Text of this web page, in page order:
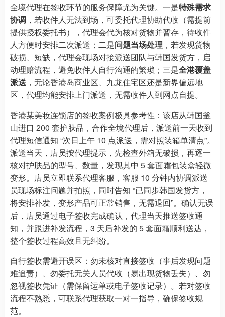
全境代理在签收环节的服务保障尤为关键。一是特殊需求
协调 ，若收件人无法到场，可委托代理协助代收（需提前
提供授权委托书），代理会代为核对货物并暂存，待收件
人方便时安排二次派送；二是问题当场处理 ，若发现货物
破损、短缺，代理会现场对接派送团队与韩国发货方，启
动理赔流程，避免收件人自行沟通的繁琐；三是全港覆盖
派送 ，无论香港岛商业区、九龙住宅区还是新界偏远地
区，代理均能安排上门派送，无需收件人到网点自提。
香港某美妆连锁店的签收案例极具参考性：该店从韩国釜
山进口 200 套护肤品，合作全境代理后，派送前一天收到
代理短信通知 “次日上午 10 点派送，需对照装箱单清点”。
派送当天，店员按代理提示，先检查外箱无破损，再逐一
核对护肤品的型号、数量，发现其中 5 套面霜包装盒轻微
变形。店员立即联系代理客服，客服 10 分钟内协调派送
员现场标注问题并拍照，同时告知 “已同步韩国发货方，
将安排补发，变形产品可正常销售，无需退回”。确认无误
后，店员通过电子签收完成确认，代理当天推送签收通
知，并跟进补发流程，3 天后补发的 5 套面霜顺利送达，
整个签收过程高效且无纠纷。
自行签收需避开误区：勿未核对直接签收（事后发现问题
难追责）、勿委托无关人员代收（易出现货物丢失）、勿
忽视签收凭证（需保留运单或电子签收记录）。若对签收
流程不熟悉，可联系代理获取一对一指导，确保签收规
范。